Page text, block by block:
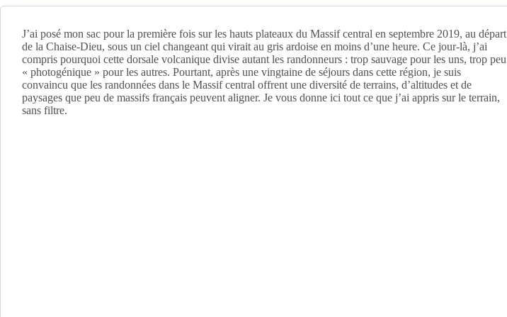
J’ai posé mon sac pour la première fois sur les hauts plateaux du Massif central en septembre 2019, au départ
de la Chaise-Dieu, sous un ciel changeant qui virait au gris ardoise en moins d’une heure. Ce jour-là, j’ai
compris pourquoi cette dorsale volcanique divise autant les randonneurs : trop sauvage pour les uns, trop peu
« photogénique » pour les autres. Pourtant, après une vingtaine de séjours dans cette région, je suis
convaincu que les randonnées dans le Massif central offrent une diversité de terrains, d’altitudes et de
paysages que peu de massifs français peuvent aligner. Je vous donne ici tout ce que j’ai appris sur le terrain,
sans filtre.